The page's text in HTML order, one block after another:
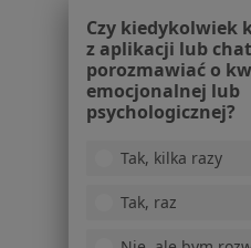
Dla
Placówki
Pytania i
Czy kiedykolwiek
z aplikacji lub
porozmawiać o
emocjonalnej lub
psychologicznej?
Tak, kilka razy
Tak, raz